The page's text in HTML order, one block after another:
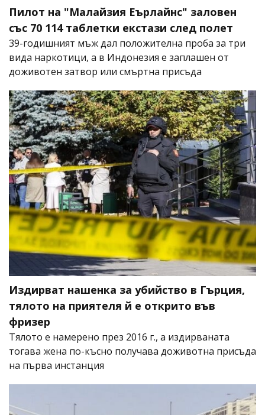
Пилот на "Малайзия Еърлайнс" заловен
със 70 114 таблетки екстази след полет
39-годишният мъж дал положителна проба за три
вида наркотици, а в Индонезия е заплашен от
доживотен затвор или смъртна присъда
Издирват нашенка за убийство в Гърция,
тялото на приятеля й е открито във
фризер
Тялото е намерено през 2016 г., а издирваната
тогава жена по-късно получава доживотна присъда
на първа инстанция